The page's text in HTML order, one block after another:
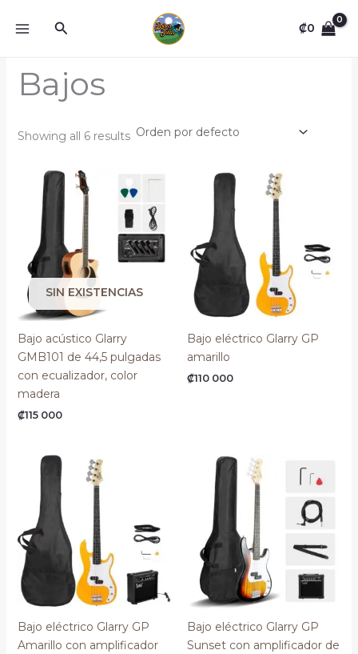
contenido
Buscar ₡0
Bajos
Showing all 6 results
SIN EXISTENCIAS
Bajo acústico Glarry
GMB101 de 44,5 pulgadas
con ecualizador, color
madera
₡115 000
Bajo eléctrico Glarry GP
amarillo
₡110 000
Bajo eléctrico Glarry GP
Amarillo con amplificador
Bajo eléctrico Glarry GP
Sunset con amplificador de